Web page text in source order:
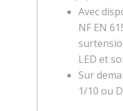
Avec
NF EN
LED et
Sur
1/10 ou